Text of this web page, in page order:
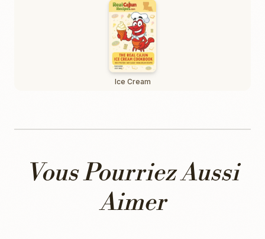
Ice Cream
Vous Pourriez Aussi
Aimer